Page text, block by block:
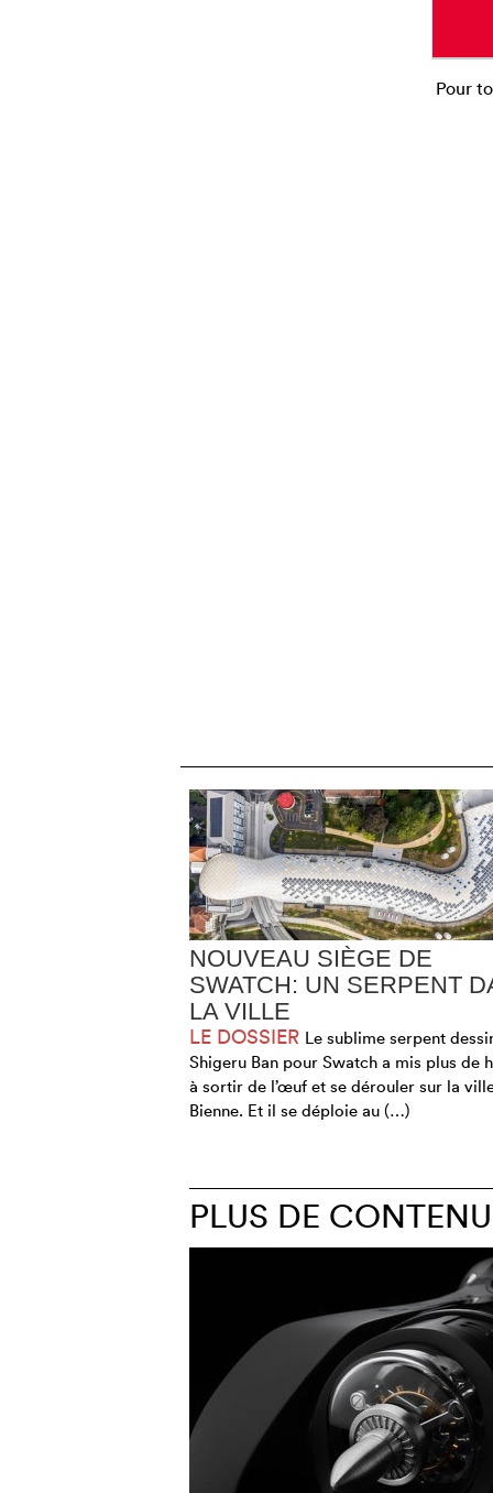
NOUVEAU SIÈGE DE
SWATCH: UN SERPENT
LA VILLE
LE DOSSIER Le sublime serpent
Shigeru Ban pour Swatch a mis plus de
à sortir de l’œuf et se dérouler sur la
Bienne. Et il se déploie au (…)
PLUS DE